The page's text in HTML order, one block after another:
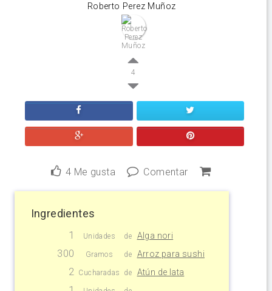
Roberto Perez Muñoz
4
4 Me gusta Comentar
Ingredientes
1 Unidades de Alga nori
300 Gramos de Arroz para sushi
2 Cucharadas de Atún de lata